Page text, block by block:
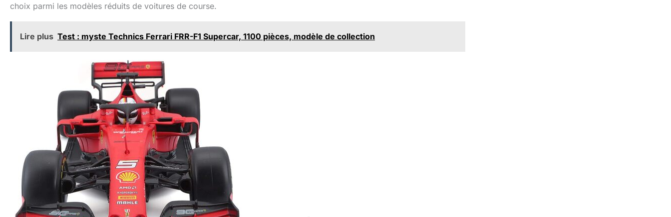
choix parmi les modèles réduits de voitures de course.
Lire plus Test : myste Technics Ferrari FRR-F1 Supercar, 1100 pièces, modèle de collection